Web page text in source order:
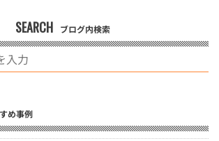
SEARCH ブログ内検索
め事例